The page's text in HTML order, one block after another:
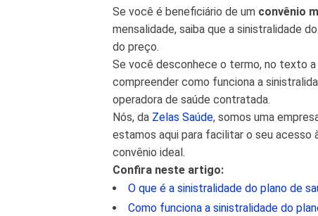
Se você é beneficiário de um convênio
mensalidade, saiba que a sinistralidade
do preço.
Se você desconhece o termo, no texto
compreender como funciona a
operadora de saúde contratada.
Nós, da Zelas Saúde, somos uma
estamos aqui para facilitar o seu acesso
convênio ideal.
Confira neste artigo:
O que é a sinistralidade do plano de
Como funciona a sinistralidade do